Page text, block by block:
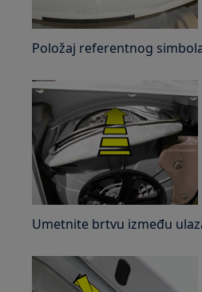
Položaj referentnog
Umetnite brtvu između